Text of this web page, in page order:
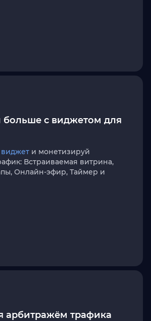
больше с виджетом для
и монетизируй
Встраиваемая витрина,
Онлайн-эфир, Таймер и
арбитражём трафика